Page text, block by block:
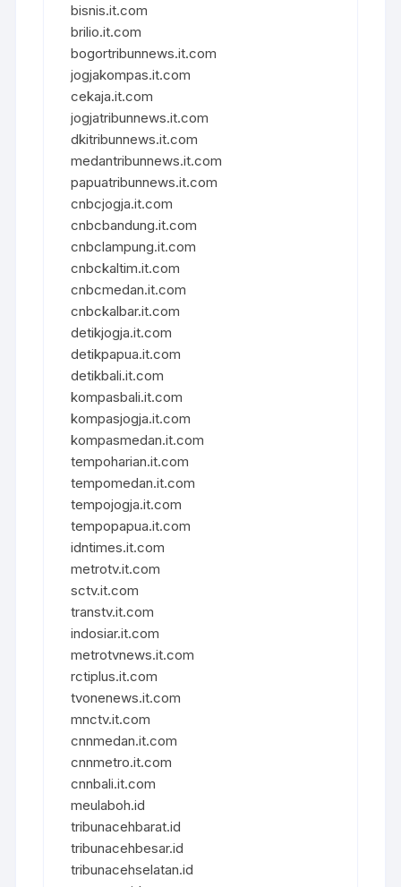
bisnis.it.com
brilio.it.com
bogortribunnews.it.com
jogjakompas.it.com
cekaja.it.com
jogjatribunnews.it.com
dkitribunnews.it.com
medantribunnews.it.com
papuatribunnews.it.com
cnbcjogja.it.com
cnbcbandung.it.com
cnbclampung.it.com
cnbckaltim.it.com
cnbcmedan.it.com
cnbckalbar.it.com
detikjogja.it.com
detikpapua.it.com
detikbali.it.com
kompasbali.it.com
kompasjogja.it.com
kompasmedan.it.com
tempoharian.it.com
tempomedan.it.com
tempojogja.it.com
tempopapua.it.com
idntimes.it.com
metrotv.it.com
sctv.it.com
transtv.it.com
indosiar.it.com
metrotvnews.it.com
rctiplus.it.com
tvonenews.it.com
mnctv.it.com
cnnmedan.it.com
cnnmetro.it.com
cnnbali.it.com
meulaboh.id
tribunacehbarat.id
tribunacehbesar.id
tribunacehselatan.id